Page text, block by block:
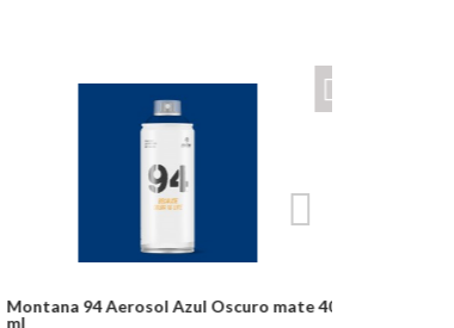
Montana 94 Aerosol Azul Oscuro mate 400
ml